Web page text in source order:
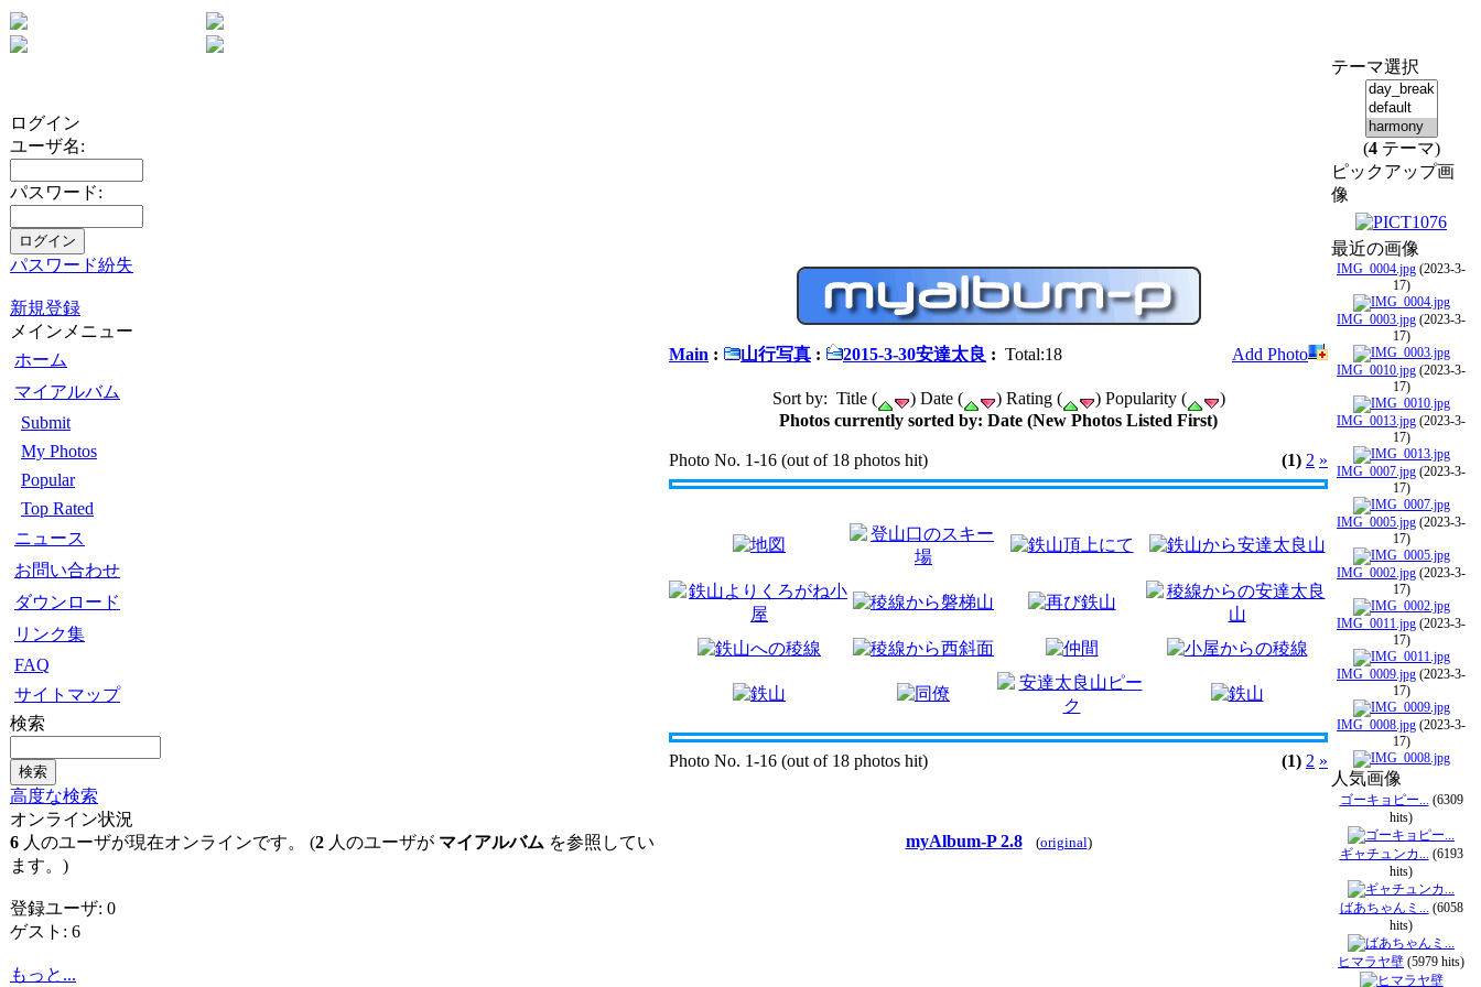
ログイン
ユーザ名:
パスワード:
パスワード紛失
新規登録
メインメニュー
ホーム
マイアルバム
Submit
My Photos
Popular
Top Rated
ニュース
お問い合わせ
ダウンロード
リンク集
FAQ
サイトマップ
検索
高度な検索
オンライン状況
6 人のユーザが現在オンラインです。 (2 人のユーザが マイアルバム を参照してい
ます。)
登録ユーザ: 0
ゲスト: 6
もっと...
Main : 山行写真 : 2015-3-30安達太良 : Total:18 Add Photo
Sort by: Title ( ) Date ( ) Rating ( ) Popularity (
)
Photos currently sorted by: Date (New Photos Listed First)
Photo No. 1-16 (out of 18 photos hit) (1) 2 »
Photo No. 1-16 (out of 18 photos hit) (1) 2 »
myAlbum-P 2.8 (original)
テーマ選択
(4テーマ)
ピックアップ画
像
最近の画像
IMG_0004.jpg (2023-3-
17)
IMG_0003.jpg (2023-3-
17)
IMG_0010.jpg (2023-3-
17)
IMG_0013.jpg (2023-3-
17)
IMG_0007.jpg (2023-3-
17)
IMG_0005.jpg (2023-3-
17)
IMG_0002.jpg (2023-3-
17)
IMG_0011.jpg (2023-3-
17)
IMG_0009.jpg (2023-3-
17)
IMG_0008.jpg (2023-3-
17)
人気画像
ゴーキョピー... (6309
hits)
ギャチュンカ... (6193
hits)
ばあちゃんミ... (6058
hits)
ヒマラヤ壁 (5979 hits)